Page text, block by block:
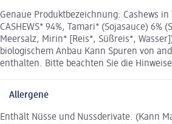
Genaue Produktbezeichnung: Cashews in
CASHEWS* 94%, Tamari* (Sojasauce) 6%
Meersalz, Mirin* [Reis*, Süßreis*,
biologischem Anbau Kann Spuren von
enthalten. Bitte beachten Sie die
Allergene
Enthält Nüsse und Nussderivate. (Kann